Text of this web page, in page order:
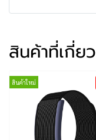
สินค้าที่เกี่ย
สินค้าใหม่